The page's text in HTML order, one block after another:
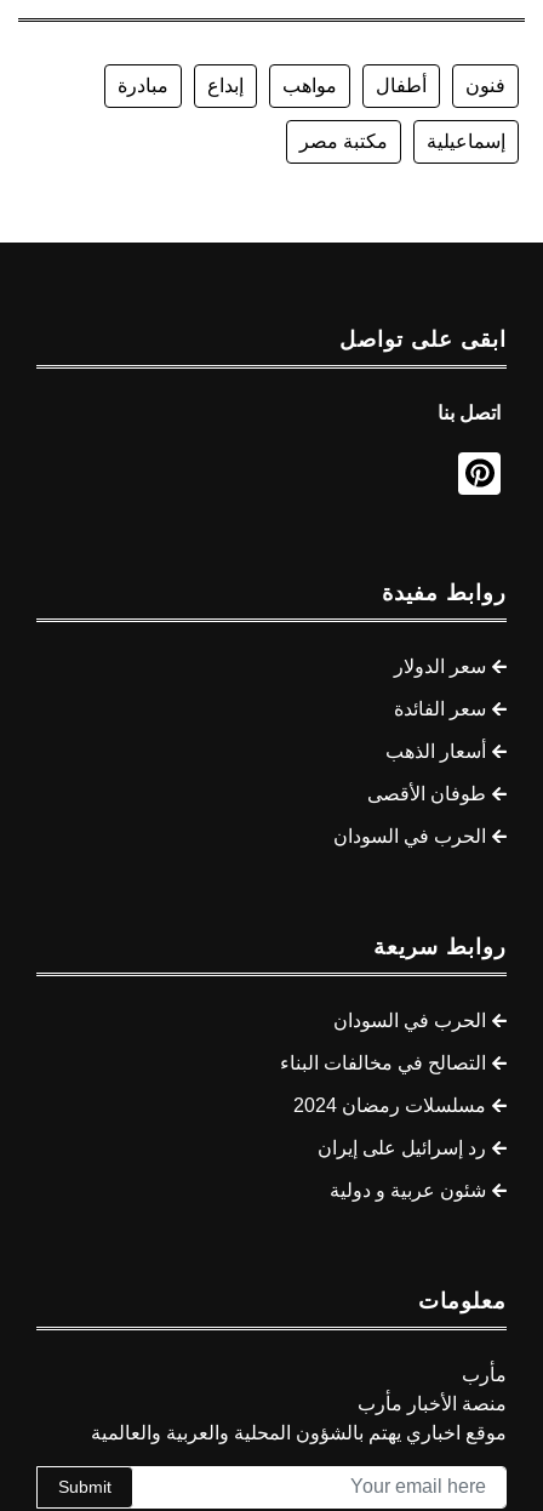
فنون أطفال مواهب إبداع مبادرة
إسماعيلية مكتبة مصر
ابقى على تواصل
اتصل بنا
روابط مفيدة
سعر الدولار
سعر الفائدة
أسعار الذهب
طوفان الأقصى
الحرب في السودان
روابط سريعة
الحرب في السودان
التصالح في مخالفات البناء
مسلسلات رمضان 2024
رد إسرائيل على إيران
شئون عربية و دولية
معلومات
مأرب
منصة الأخبار مأرب
موقع اخباري يهتم بالشؤون المحلية والعربية والعالمية
Submit